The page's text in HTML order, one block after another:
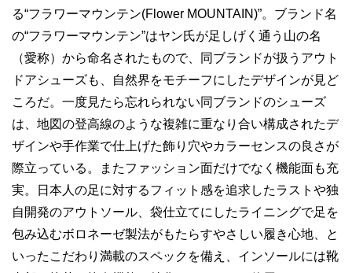
る“フラワーマウンテン(Flower MOUNTAIN)”。ブランド名
の“フラワーマウンテン”はヤン氏が足しげく通う山の名
（愛称）から命名されたもので、同ブランドが扱うアウト
ドアシューズも、自然界をモチーフにしたデザインが見ど
ころだ。一度見たら忘れられない同ブランドのシューズ
は、地図の登高線のような複雑に重なり合い構成されたデ
ザインや手作業で仕上げた飾り穴やカラーセンスの良さが
際立っている。またファッション面だけでなく機能面も充
実。日本人の足に対するフィット感を追求したラストや独
自開発のアウトソール、袋仕立てにしたライニングで足を
包み込むボロネーゼ製法がもたらすやさしい履き心地、と
いったこだわり満載のスペックを備え、インソールには靴